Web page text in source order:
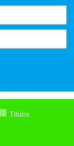
Títulos